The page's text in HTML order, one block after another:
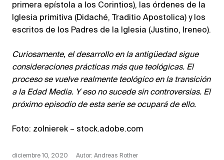
primera epístola a los Corintios), las órdenes de la
Iglesia primitiva (Didaché, Traditio Apostolica) y los
escritos de los Padres de la Iglesia (Justino, Ireneo).
Curiosamente, el desarrollo en la antigüedad sigue
consideraciones prácticas más que teológicas. El
proceso se vuelve realmente teológico en la transición
a la Edad Media. Y eso no sucede sin controversias. El
próximo episodio de esta serie se ocupará de ello.
Foto: zolnierek – stock.adobe.com
diciembre 10, 2020
Autor: Andreas Rother